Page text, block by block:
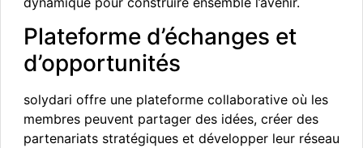
Plateforme d’échanges et
d’opportunités
solydari offre une plateforme collaborative où les
membres peuvent partager des idées, créer des
partenariats stratégiques et développer leur réseau